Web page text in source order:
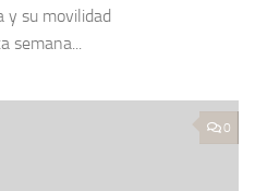
y su movilidad
0